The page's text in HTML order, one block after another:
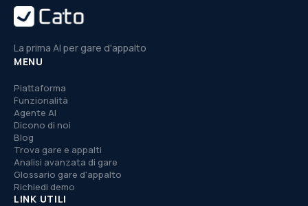
La prima AI per gare d'appalto
MENU
Piattaforma
Funzionalità
Agente AI
Dicono di noi
Blog
Trova gare e appalti
Analisi avanzata di gare
Glossario gare d'appalto
Richiedi demo
LINK UTILI